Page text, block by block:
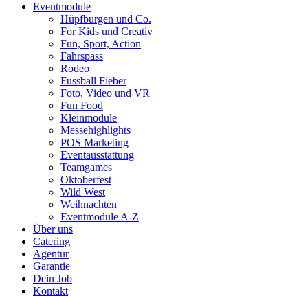
Eventmodule
Hüpfburgen und Co.
For Kids und Creativ
Fun, Sport, Action
Fahrspass
Rodeo
Fussball Fieber
Foto, Video und VR
Fun Food
Kleinmodule
Messehighlights
POS Marketing
Eventausstattung
Teamgames
Oktoberfest
Wild West
Weihnachten
Eventmodule A-Z
Über uns
Catering
Agentur
Garantie
Dein Job
Kontakt